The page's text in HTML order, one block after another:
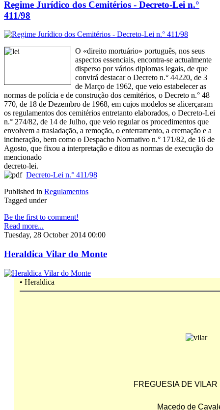
Regime Jurídico dos Cemitérios - Decreto-Lei n.°
411/98
O «direito mortuário» português, nos seus
aspectos essenciais, encontra-se actualmente
disperso por vários diplomas legais, de que
convirá destacar o Decreto n.° 44220, de 3
de Março de 1962, que veio estabelecer as
normas de polícia e de construção dos cemitérios, o Decreto n.° 48
770, de 18 de Dezembro de 1968, em cujos modelos se alicerçaram
os regulamentos dos cemitérios entretanto elaborados, o Decreto-Lei
n.° 274/82, de 14 de Julho, que veio regular os procedimentos que
envolvem a trasladação, a remoção, o enterramento, a cremação e a
incineração, bem como o Despacho Normativo n.° 171/82, de 16 de
Agosto, que fixou a interpretação e ditou as normas de execução do
mencionado
decreto-lei.
Decreto-Lei n.° 411/98
Published in Regulamentos
Tagged under
Be the first to comment!
Read more...
Tuesday, 28 October 2014 00:00
Heraldica Vilar do Monte
• Heraldica
FREGUESIA DE VILAR
Macedo de